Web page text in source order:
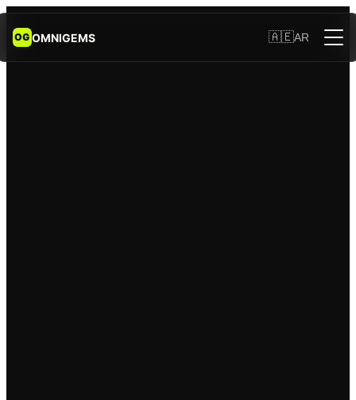
OG OMNIGEMS 🇦🇪AR